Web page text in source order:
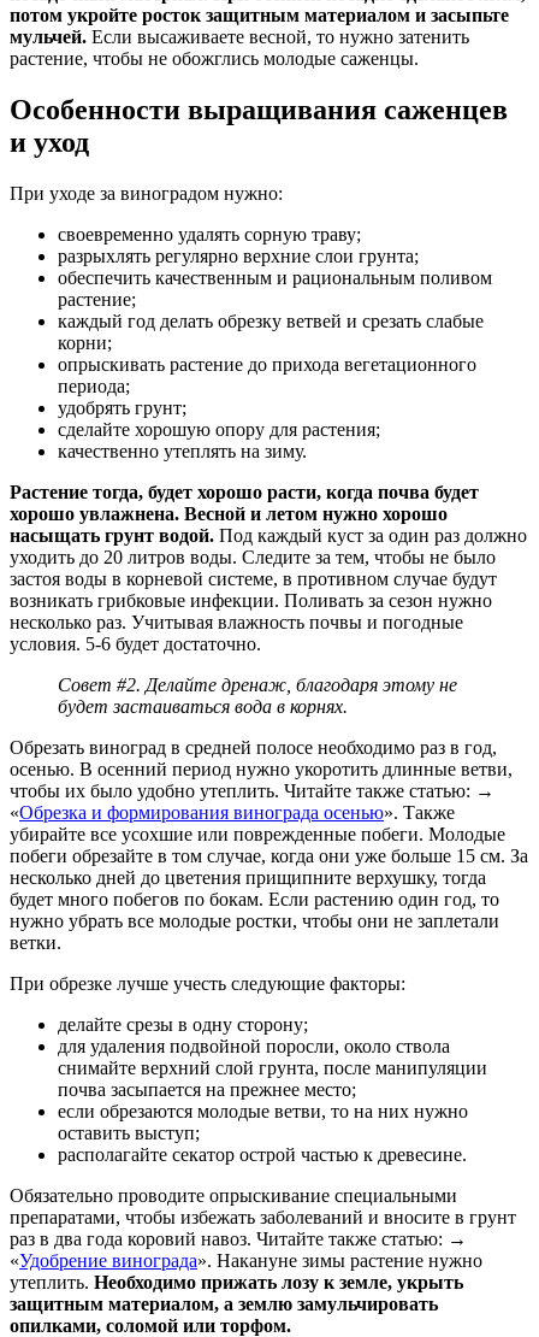
потом укройте росток защитным материалом и засыпьте
мульчей. Если высаживаете весной, то нужно затенить
растение, чтобы не обожглись молодые саженцы.
Особенности выращивания саженцев
и уход
При уходе за виноградом нужно:
своевременно удалять сорную траву;
разрыхлять регулярно верхние слои грунта;
обеспечить качественным и рациональным поливом
растение;
каждый год делать обрезку ветвей и срезать слабые
корни;
опрыскивать растение до прихода вегетационного
периода;
удобрять грунт;
сделайте хорошую опору для растения;
качественно утеплять на зиму.
Растение тогда, будет хорошо расти, когда почва будет
хорошо увлажнена. Весной и летом нужно хорошо
насыщать грунт водой. Под каждый куст за один раз должно
уходить до 20 литров воды. Следите за тем, чтобы не было
застоя воды в корневой системе, в противном случае будут
возникать грибковые инфекции. Поливать за сезон нужно
несколько раз. Учитывая влажность почвы и погодные
условия. 5-6 будет достаточно.
Совет #2. Делайте дренаж, благодаря этому не
будет застаиваться вода в корнях.
Обрезать виноград в средней полосе необходимо раз в год,
осенью. В осенний период нужно укоротить длинные ветви,
чтобы их было удобно утеплить. Читайте также статью: →
«Обрезка и формирования винограда осенью». Также
убирайте все усохшие или поврежденные побеги. Молодые
побеги обрезайте в том случае, когда они уже больше 15 см. За
несколько дней до цветения прищипните верхушку, тогда
будет много побегов по бокам. Если растению один год, то
нужно убрать все молодые ростки, чтобы они не заплетали
ветки.
При обрезке лучше учесть следующие факторы:
делайте срезы в одну сторону;
для удаления подвойной поросли, около ствола
снимайте верхний слой грунта, после манипуляции
почва засыпается на прежнее место;
если обрезаются молодые ветви, то на них нужно
оставить выступ;
располагайте секатор острой частью к древесине.
Обязательно проводите опрыскивание специальными
препаратами, чтобы избежать заболеваний и вносите в грунт
раз в два года коровий навоз. Читайте также статью: →
«Удобрение винограда». Накануне зимы растение нужно
утеплить. Необходимо прижать лозу к земле, укрыть
защитным материалом, а землю замульчировать
опилками, соломой или торфом.